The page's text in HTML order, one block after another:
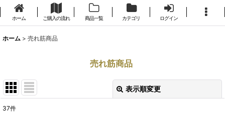
ホーム ご購入の流れ 商品一覧 カテゴリ ログイン
ホーム > 売れ筋商品
売れ筋商品
表示順変更
37件